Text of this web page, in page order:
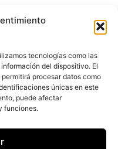
tecnologías como las
del dispositivo. El
procesar datos como
únicas en este
puede afectar
funciones.
de vehículos
77.312 unidades
el
generación
el mercado de los